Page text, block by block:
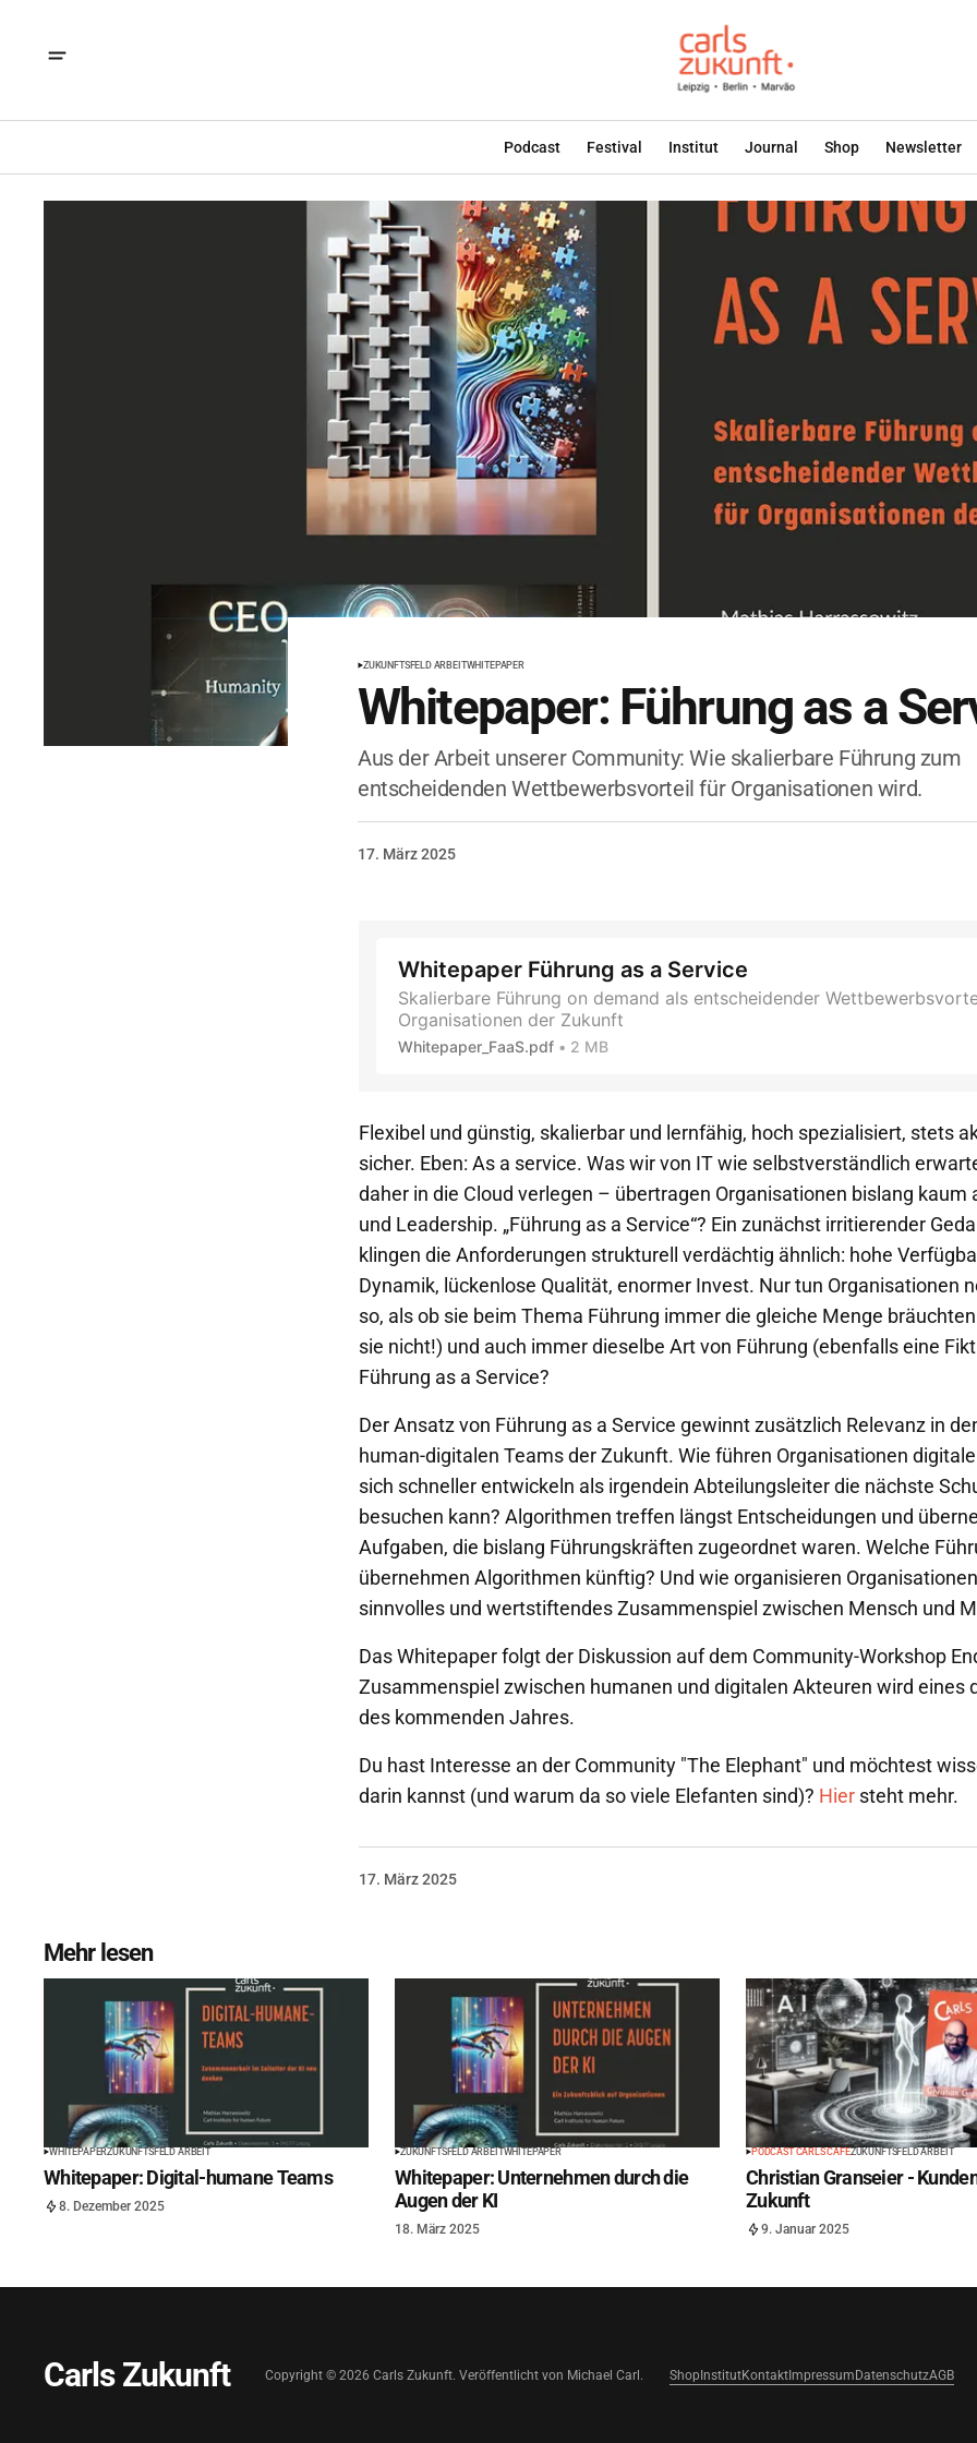
Podcast Festival Institut Journal Shop Newsletter
ZUKUNFTSFELD ARBEITWHITEPAPER
Whitepaper: Führung as a
Aus der Arbeit unserer Community: Wie skalierbare Führung zum
entscheidenden Wettbewerbsvorteil für Organisationen wird.
17. März 2025
Whitepaper Führung as a Service
Skalierbare Führung on demand als entscheidender
Organisationen der Zukunft
Whitepaper_FaaS.pdf 2 MB
Flexibel und günstig, skalierbar und lernfähig, hoch spezialisiert, stets
sicher. Eben: As a service. Was wir von IT wie selbstverständlich
daher in die Cloud verlegen – übertragen Organisationen bislang kaum
und Leadership. „Führung as a Service“? Ein zunächst irritierender
klingen die Anforderungen strukturell verdächtig ähnlich: hohe
Dynamik, lückenlose Qualität, enormer Invest. Nur tun Organisationen
so, als ob sie beim Thema Führung immer die gleiche Menge
sie nicht!) und auch immer dieselbe Art von Führung (ebenfalls eine
Führung as a Service?
Der Ansatz von Führung as a Service gewinnt zusätzlich Relevanz in
human-digitalen Teams der Zukunft. Wie führen Organisationen
sich schneller entwickeln als irgendein Abteilungsleiter die nächste
besuchen kann? Algorithmen treffen längst Entscheidungen und
Aufgaben, die bislang Führungskräften zugeordnet waren. Welche
übernehmen Algorithmen künftig? Und wie organisieren
sinnvolles und wertstiftendes Zusammenspiel zwischen Mensch und
Das Whitepaper folgt der Diskussion auf dem Community-Workshop
Zusammenspiel zwischen humanen und digitalen Akteuren wird eines
des kommenden Jahres.
Du hast Interesse an der Community "The Elephant" und möchtest
darin kannst (und warum da so viele Elefanten sind)? Hiersteht mehr.
17. März 2025
Mehr lesen
WHITEPAPERZUKUNFTSFELD ARBEIT
Whitepaper: Digital-humane Teams
8. Dezember 2025
ZUKUNFTSFELD ARBEITWHITEPAPER
Whitepaper: Unternehmen durch die
Augen der KI
18. März 2025
PODCAST CARLS CAFÉZUKUNFTSFELD ARBEIT
Christian Granseier -
Zukunft
9. Januar 2025
Carls Zukunft Copyright ©2026Carls Zukunft. Veröffentlicht von Michael Carl. ShopInstitutKontaktImpressumDatenschutzAGB